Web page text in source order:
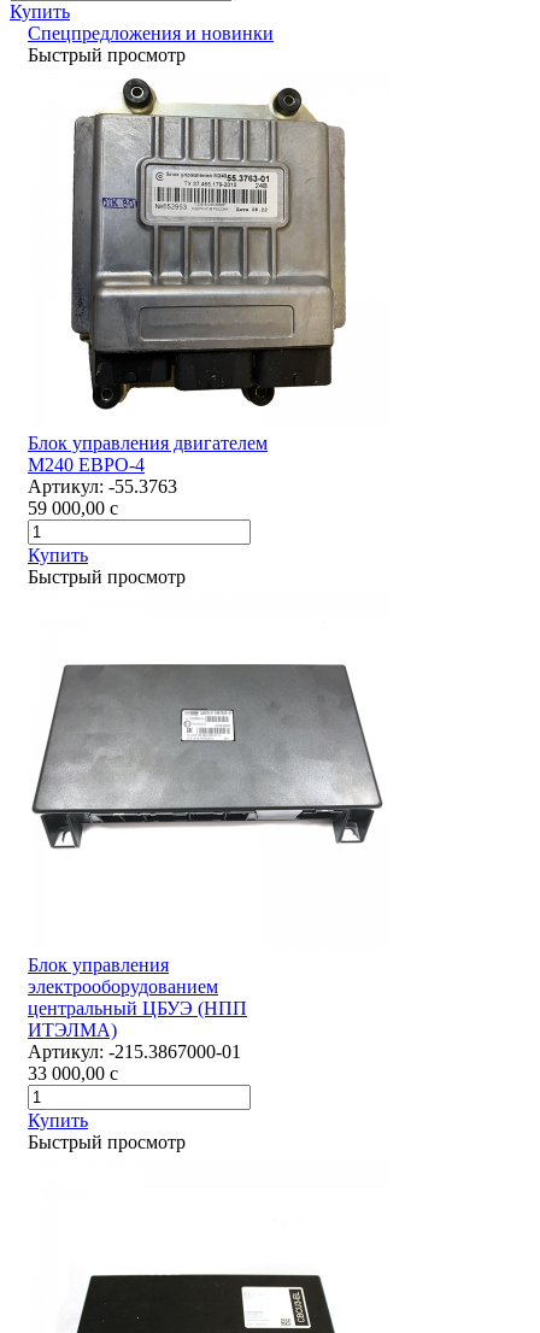
Купить
Спецпредложения и новинки
Быстрый просмотр
Блок управления двигателем
М240 ЕВРО-4
Артикул: -55.3763
59 000,00 c
Купить
Быстрый просмотр
Блок управления
электрооборудованием
центральный ЦБУЭ (НПП
ИТЭЛМА)
Артикул: -215.3867000-01
33 000,00 c
Купить
Быстрый просмотр